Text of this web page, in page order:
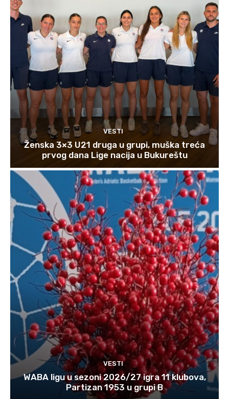
VESTI
Ženska 3×3 U21 druga u grupi, muška treća
prvog dana Lige nacija u Bukureštu
VESTI
WABA ligu u sezoni 2026/27 igra 11 klubova,
Partizan 1953 u grupi B